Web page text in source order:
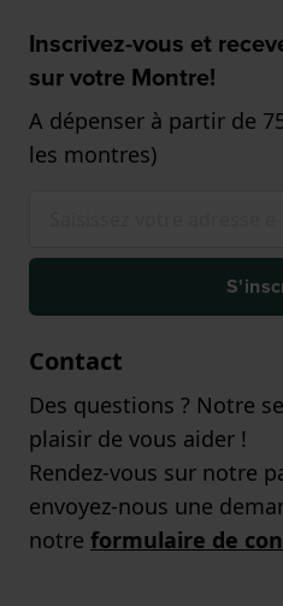
Inscrivez-vous et
sur votre Montre!
A dépenser à partir de
les montres)
Contact
Des questions ? Notre
plaisir de vous aider !
Rendez-vous sur notre
envoyez-nous une
notre formulaire de